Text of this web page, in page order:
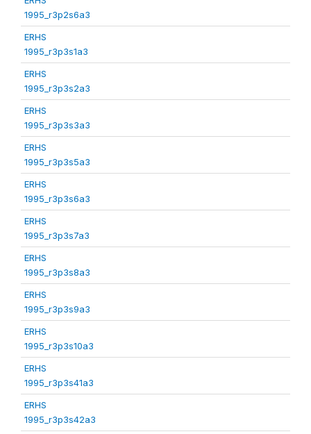
1995_r3p2s6a3
ERHS
1995_r3p3s1a3
ERHS
1995_r3p3s2a3
ERHS
1995_r3p3s3a3
ERHS
1995_r3p3s5a3
ERHS
1995_r3p3s6a3
ERHS
1995_r3p3s7a3
ERHS
1995_r3p3s8a3
ERHS
1995_r3p3s9a3
ERHS
1995_r3p3s10a3
ERHS
1995_r3p3s41a3
ERHS
1995_r3p3s42a3